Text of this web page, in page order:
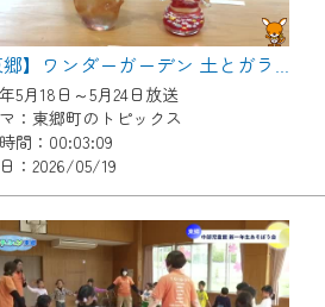
【東郷】ワンダーガーデン 土とガラスとペインティング
5月18日～5月24日放送
：東郷町のトピックス
間：00:03:09
：2026/05/19
くためのIDです。
います。